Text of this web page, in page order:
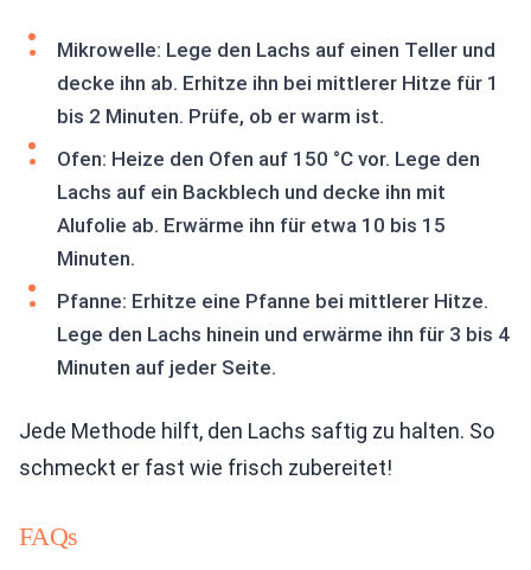
Mikrowelle: Lege den Lachs auf einen Teller und
decke ihn ab. Erhitze ihn bei mittlerer Hitze für 1
bis 2 Minuten. Prüfe, ob er warm ist.
Ofen: Heize den Ofen auf 150 °C vor. Lege den
Lachs auf ein Backblech und decke ihn mit
Alufolie ab. Erwärme ihn für etwa 10 bis 15
Minuten.
Pfanne: Erhitze eine Pfanne bei mittlerer Hitze.
Lege den Lachs hinein und erwärme ihn für 3 bis 4
Minuten auf jeder Seite.
Jede Methode hilft, den Lachs saftig zu halten. So
schmeckt er fast wie frisch zubereitet!
FAQs